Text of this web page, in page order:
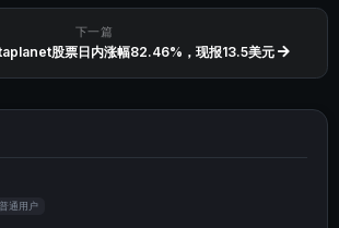
下一篇
股票日内涨幅82.46%，现报13.5美元
普通用户